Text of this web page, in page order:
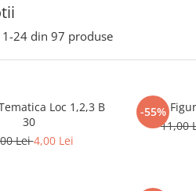
1-24 din 97 produse
Loc 1,2,3 B
30
Lei4,00 Lei
-55%
11,00